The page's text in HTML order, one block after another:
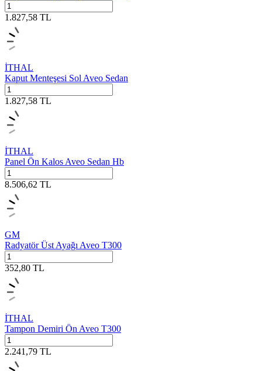
1.827,58 TL
İTHAL
Kaput Menteşesi Sol Aveo Sedan
1.827,58 TL
İTHAL
Panel Ön Kalos Aveo Sedan Hb
8.506,62 TL
GM
Radyatör Üst Ayağı Aveo T300
352,80 TL
İTHAL
Tampon Demiri Ön Aveo T300
2.241,79 TL